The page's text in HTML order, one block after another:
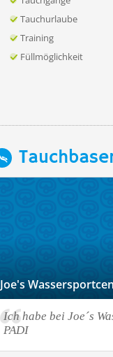
Tauchurlaube
Training
Füllmöglichkeit
Joe's
Ich habe bei Joe´s
PADI